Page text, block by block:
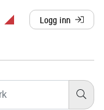
Logg inn
, sendes til